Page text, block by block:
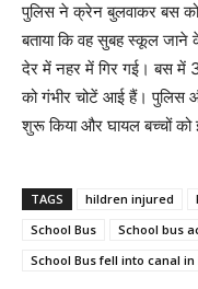
पुलिस ने क्रेन बुलवाकर बस को
बताया कि वह सुबह स्कूल
देर में नहर में गिर गई। बस में
को गंभीर चोटें आई हैं। पुलिस
शुरू किया और घायल बच्चों
TAGS hildren injured
School Bus
School bus
School Bus fell into canal in